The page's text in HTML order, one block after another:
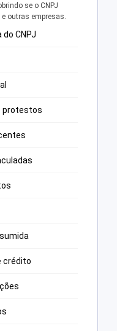
se o CNPJ
outras empresas.
CNPJ
protestos
crédito